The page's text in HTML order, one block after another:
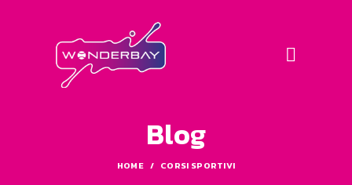
Blog
HOME CORSI SPORTIVI